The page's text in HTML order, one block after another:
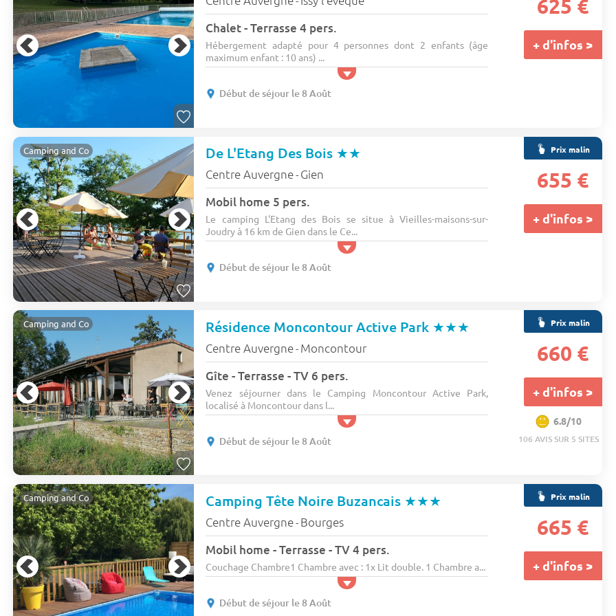
Chalet - Terrasse 4 pers.
Hébergement adapté pour 4 personnes dont 2 enfants (âge
maximum enfant : 10 ans) ...
Début de séjour le 8 Août
625 €
+ d'infos >
Camping and Co De L'Etang Des Bois ★★
Centre Auvergne- Gien
Mobil home 5 pers.
Le camping L'Etang des Bois se situe à Vieilles-maisons-sur-
Joudry à 16 km de Gien dans le Ce...
Début de séjour le 8 Août
Prix malin
655 €
+ d'infos >
Camping and Co Résidence Moncontour Active Park ★★★
Centre Auvergne- Moncontour
Gîte - Terrasse - TV 6 pers.
Venez séjourner dans le Camping Moncontour Active Park,
localisé à Moncontour dans l...
Début de séjour le 8 Août
Prix malin
660 €
+ d'infos >
6.8/10
106 AVIS SUR 5 SITES
Camping and Co Camping Tête Noire Buzancais ★★★
Centre Auvergne- Bourges
Mobil home - Terrasse - TV 4 pers.
Couchage Chambre1 Chambre avec : 1x Lit double. 1 Chambre a...
Début de séjour le 8 Août
Prix malin
665 €
+ d'infos >